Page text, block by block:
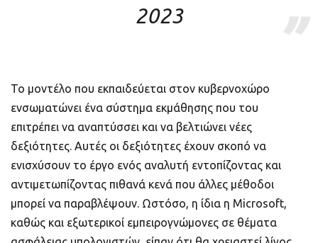
2023
Το μοντέλο που εκπαιδεύεται στον κυβερνοχώρο
ενσωματώνει ένα σύστημα εκμάθησης που του
επιτρέπει να αναπτύσσει και να βελτιώνει νέες
δεξιότητες. Αυτές οι δεξιότητες έχουν σκοπό να
ενισχύσουν το έργο ενός αναλυτή εντοπίζοντας και
αντιμετωπίζοντας πιθανά κενά που άλλες μέθοδοι
μπορεί να παραβλέψουν. Ωστόσο, η ίδια η Microsoft,
καθώς και εξωτερικοί εμπειρογνώμονες σε θέματα